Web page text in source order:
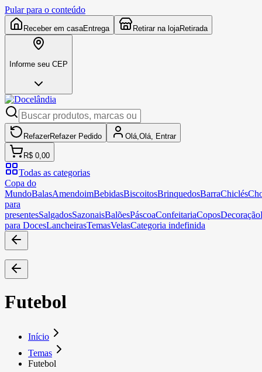
Pular para o conteúdo
Receber em casaEntrega Retirar na lojaRetirada
Informe seu CEP
RefazerRefazer Pedido Olá, Olá, Entrar
R$ 0,00
Todas as categorias
Copa do
MundoBalasAmendoimBebidasBiscoitosBrinquedosBarraChiclés
para
presentesSalgadosSazonaisBalõesPáscoaConfeitariaCoposDecoração
para DocesLancheirasTemasVelasCategoria indefinida
Futebol
Início
Temas
Futebol